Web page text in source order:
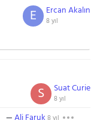
Ercan Akalın
8 yıl
E
Suat Curie
8 yıl
S